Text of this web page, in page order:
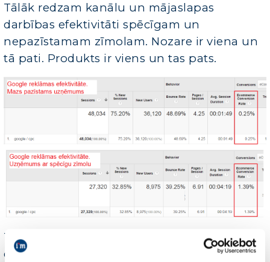
Tālāk redzam kanālu un mājaslapas
darbības efektivitāti spēcīgam un
nepazīstamam zīmolam. Nozare ir viena un
tā pati. Produkts ir viens un tas pats.
Tālāk redzam produkta meklējumu
dinamiku pirms un pēc YouTube reklāmas